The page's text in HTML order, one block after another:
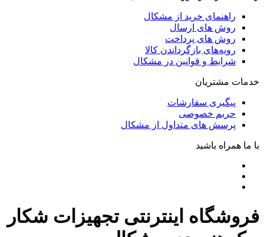
راهنمای خرید از مشکال
روش های ارسال
روش های پرداخت
رویه‌های بازگرداندن کالا
شرایط و قوانین در مشکال
خدمات مشتریان
پیگیری سفارشات
حریم خصوصی
پرسش های متداول از مشکال
با ما همراه باشید
فروشگاه اینترنتی تجهیزات شکار